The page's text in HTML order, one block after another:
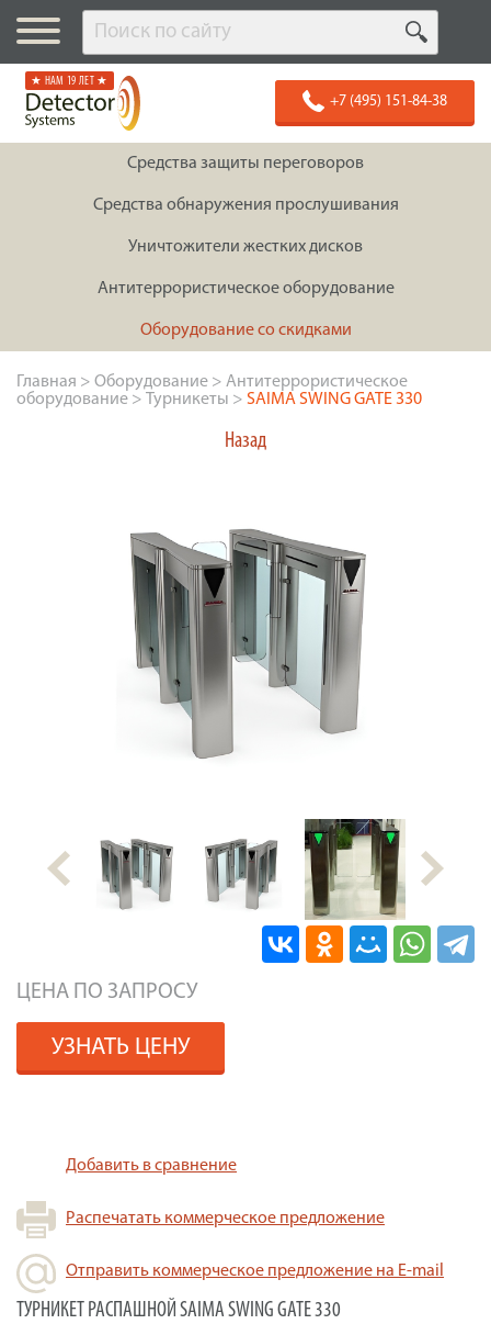
★ НАМ 19 ЛЕТ ★
+7 (495) 151-84-38
Средства защиты переговоров
Средства обнаружения прослушивания
Уничтожители жестких дисков
Антитеррористическое оборудование
Оборудование со скидками
Главная > Оборудование > Антитеррористическое
оборудование > Турникеты > SAIMA SWING GATE 330
Назад
ЦЕНА ПО ЗАПРОСУ
УЗНАТЬ ЦЕНУ
Добавить в сравнение
Распечатать коммерческое предложение
Отправить коммерческое предложение на E-mail
ТУРНИКЕТ РАСПАШНОЙ SAIMA SWING GATE 330